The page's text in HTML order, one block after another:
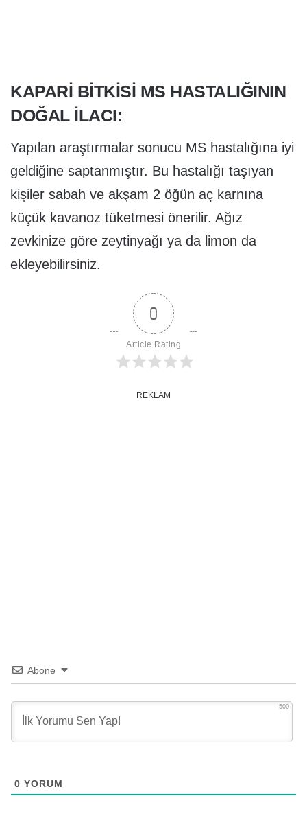
KAPARI BITKISI MS HASTALIĞININ
DOĞAL ILACI:
Yapılan araştırmalar sonucu MS hastalığına iyi
geldiğine saptanmıştır. Bu hastalığı taşıyan
kişiler sabah ve akşam 2 öğün aç karnına
küçük kavanoz tüketmesi önerilir. Ağız
zevkinize göre zeytinyağı ya da limon da
ekleyebilirsiniz.
0
Article Rating
REKLAM
Abone
500
0 YORUM